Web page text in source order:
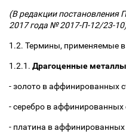
(В редакции постановления
2017 года № 2017-П-12/23-
1.2. Термины, применяемые
1.2.1. Драгоценные металлы
- золото в аффинированных
- серебро в
- платина в